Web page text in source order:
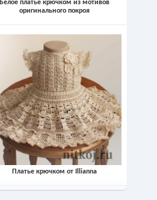
Белое платье крючком из мотивов
оригинального покроя
Платье крючком от Illianna